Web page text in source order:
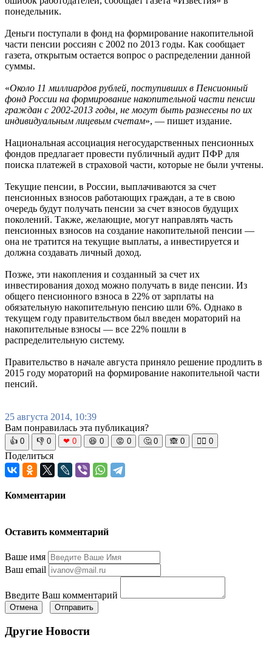
понедельник.
Деньги поступали в фонд на формирование накопительной
части пенсии россиян с 2002 по 2013 годы. Как сообщает
газета, открытым остается вопрос о распределении данной
суммы.
«Около 11 миллиардов рублей, поступивших в Пенсионный
фонд России на формирование накопительной части пенсии
граждан с 2002-2013 годы, не могут быть разнесены по их
индивидуальным лицевым счетам», — пишет издание.
Национальная ассоциация негосударственных пенсионных
фондов предлагает провести публичный аудит ПФР для
поиска платежей в страховой части, которые не были учтены.
Текущие пенсии, в России, выплачиваются за счет
пенсионных взносов работающих граждан, а те в свою
очередь будут получать пенсии за счет взносов будущих
поколений. Также, желающие, могут направлять часть
пенсионных взносов на создание накопительной пенсии —
она не тратится на текущие выплаты, а инвестируется и
должна создавать личный доход.
Позже, эти накопления и созданный за счет их
инвестирования доход можно получать в виде пенсии. Из
общего пенсионного взноса в 22% от зарплаты на
обязательную накопительную пенсию шли 6%. Однако в
текущем году правительством был введен мораторий на
накопительные взносы — все 22% пошли в
распределительную систему.
Правительство в начале августа приняло решение продлить в
2015 году мораторий на формирование накопительной части
пенсий.
25 августа 2014, 10:39
Вам понравилась эта публикация?
👍 0 👎 0 ❤ 0 😆 0 😡 0 🤔 0 🙈 0 🧘‍♀️ 0
Поделиться
Комментарии
Оставить комментарий
Ваше имя
Ваш email
Введите Ваш комментарий
Отмена Отправить
Другие Новости